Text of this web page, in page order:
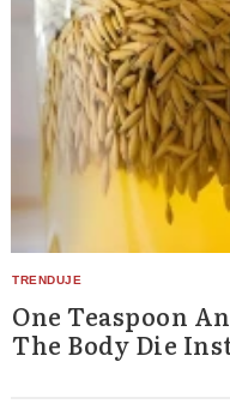
One Teaspoon
The Body Die